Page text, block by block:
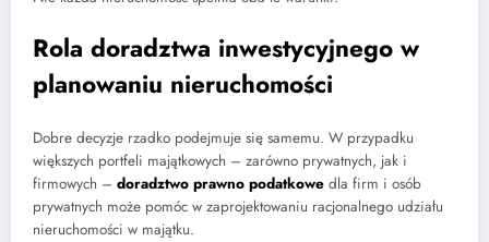
Rola doradztwa inwestycyjnego w
planowaniu nieruchomości
Dobre decyzje rzadko podejmuje się samemu. W przypadku
większych portfeli majątkowych – zarówno prywatnych, jak i
firmowych – doradztwo prawno podatkowe dla firm i osób
prywatnych może pomóc w zaprojektowaniu racjonalnego udziału
nieruchomości w majątku.